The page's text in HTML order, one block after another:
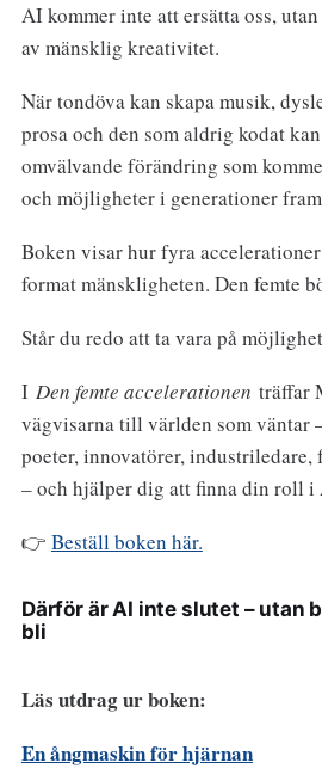
AI kommer inte att ersätta oss,
av mänsklig kreativitet.
När tondöva kan skapa musik,
prosa och den som aldrig kodat
omvälvande förändring som
och möjligheter i generationer
Boken visar hur fyra
format mänskligheten. Den femte
Står du redo att ta vara på
I Den femte accelerationen träffar
vägvisarna till världen som väntar
poeter, innovatörer, industriledare,
– och hjälper dig att finna din roll i
👉 Beställ boken här.
Därför är AI inte slutet – utan
bli
Läs utdrag ur boken:
En ångmaskin för hjärnan